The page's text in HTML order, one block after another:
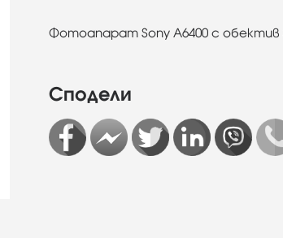
Фотоапарат Sony A6400 с обектив
Сподели